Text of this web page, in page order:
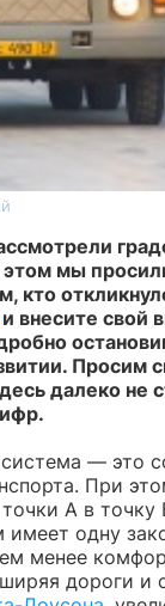
мы
кто
и внесите свой
Просим
далеко не
— это
При
А в
имеет одну
менее
дороги и